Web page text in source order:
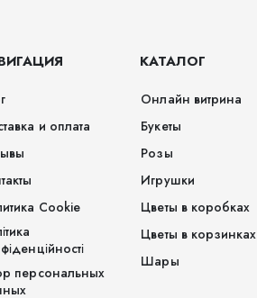
и оплата
Cookie
персональных
КАТАЛОГ
Онлайн витрина
Букеты
Розы
Игрушки
Цветы в коробках
Цветы в корзинках
Шары